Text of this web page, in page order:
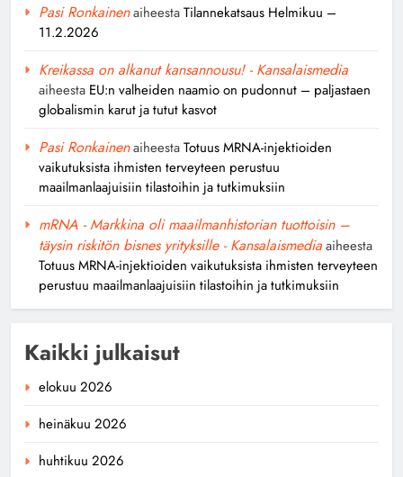
Pasi RonkainenaiheestaTilannekatsaus Helmikuu –
11.2.2026
Kreikassa on alkanut kansannousu! - Kansalaismedia
aiheesta EU:n valheiden naamio on pudonnut – paljastaen
globalismin karut ja tutut kasvot
Pasi RonkainenaiheestaTotuus MRNA-injektioiden
vaikutuksista ihmisten terveyteen perustuu
maailmanlaajuisiin tilastoihin ja tutkimuksiin
mRNA - Markkina oli maailmanhistorian tuottoisin –
täysin riskitön bisnes yrityksille - Kansalaismediaaiheesta
Totuus MRNA-injektioiden vaikutuksista ihmisten terveyteen
perustuu maailmanlaajuisiin tilastoihin ja tutkimuksiin
Kaikki julkaisut
elokuu 2026
heinäkuu 2026
huhtikuu 2026